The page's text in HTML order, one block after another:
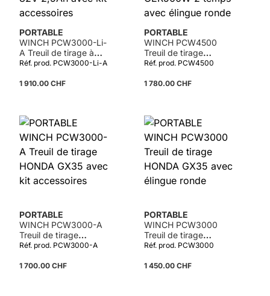
PORTABLE
WINCH PCW3000-Li-
A Treuil de tirage à
batterie CRAMER 82V
accessoires
Réf. prod. PCW3000-Li-A
1 910.00 CHF
PORTABLE
WINCH PCW4500
Treuil de tirage
Maruyama CER500W
ronde
Réf. prod. PCW4500
1 780.00 CHF
PORTABLE
WINCH PCW3000-A
Treuil de tirage
HONDA GX35 avec kit
Réf. prod. PCW3000-A
1 700.00 CHF
PORTABLE
WINCH PCW3000
Treuil de tirage
HONDA GX35 avec
Réf. prod. PCW3000
1 450.00 CHF